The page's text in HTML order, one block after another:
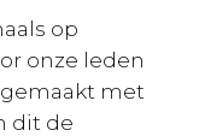
op
onze leden
met
dit de